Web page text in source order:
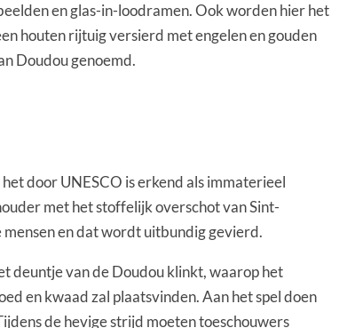
en glas-in-loodramen. Ook worden hier het
houten rijtuig versierd met engelen en gouden
Doudou genoemd.
door UNESCO is erkend als immaterieel
met het stoffelijk overschot van Sint-
en dat wordt uitbundig gevierd.
deuntje van de Doudou klinkt, waarop het
en kwaad zal plaatsvinden. Aan het spel doen
de hevige strijd moeten toeschouwers